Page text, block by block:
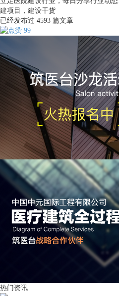
建项目，建设干货
已经发布过 4593 篇文章
99
热门资讯